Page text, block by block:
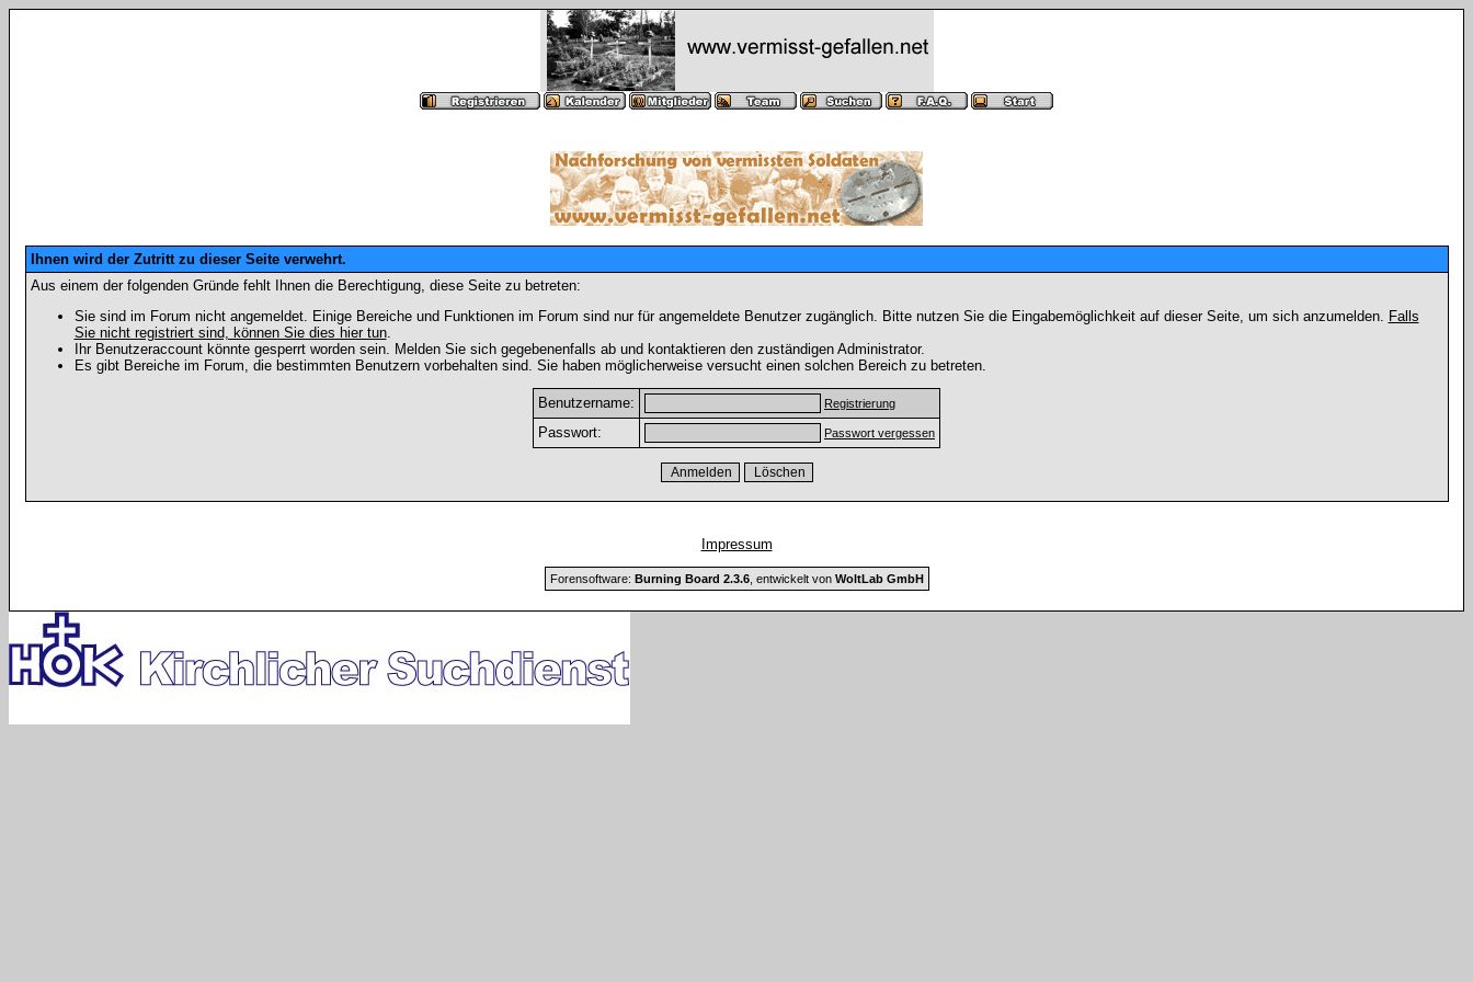
Ihnen wird der Zutritt zu dieser Seite verwehrt.
Aus einem der folgenden Gründe fehlt Ihnen die Berechtigung, diese Seite zu betreten:
Sie sind im Forum nicht angemeldet. Einige Bereiche und Funktionen im Forum sind nur für angemeldete Benutzer zugänglich. Bitte nutzen Sie die Eingabemöglichkeit auf dieser Seite, um sich anzumelden. Falls
Sie nicht registriert sind, können Sie dies hier tun.
Ihr Benutzeraccount könnte gesperrt worden sein. Melden Sie sich gegebenenfalls ab und kontaktieren den zuständigen Administrator.
Es gibt Bereiche im Forum, die bestimmten Benutzern vorbehalten sind. Sie haben möglicherweise versucht einen solchen Bereich zu betreten.
Benutzername: Registrierung
Passwort: Passwort vergessen
Impressum
Forensoftware: Burning Board 2.3.6, entwickelt von WoltLab GmbH